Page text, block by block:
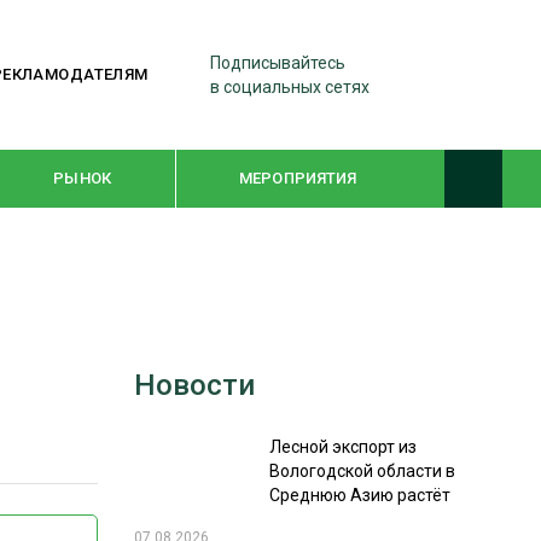
Подписывайтесь
в социальных сетях
РЫНОК МЕРОПРИЯТИЯ
WOODEX-2021
СУШКА ДРЕВЕСИНЫ
Новости
Лесной экспорт из
Вологодской области в
Среднюю Азию растёт
07.08.2026